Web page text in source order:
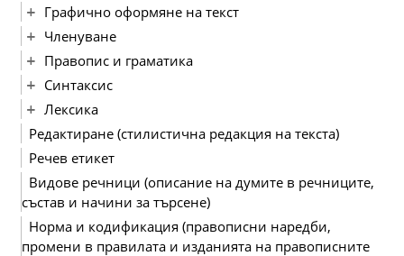
Графично оформяне на текст
Членуване
Правопис и граматика
Синтаксис
Лексика
Редактиране (стилистична редакция на текста)
Речев етикет
Видове речници (описание на думите в речниците,
състав и начини за търсене)
Норма и кодификация (правописни наредби,
промени в правилата и изданията на правописните